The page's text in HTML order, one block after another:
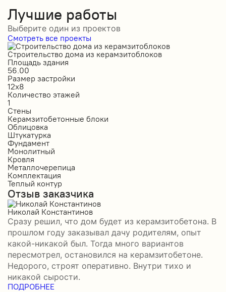
Лучшие работы
Выберите один из проектов
Смотреть все проекты
Строительство дома из керамзитоблоков
Площадь здания
56.00
Размер застройки
12х8
Количество этажей
1
Стены
Керамзитобетонные блоки
Облицовка
Штукатурка
Фундамент
Монолитный
Кровля
Металлочерепица
Комплектация
Теплый контур
Отзыв заказчика
Николай Константинов
Сразу решил, что дом будет из керамзитобетона. В
прошлом году заказывал дачу родителям, опыт
какой-никакой был. Тогда много вариантов
пересмотрел, остановился на керамзитобетоне.
Недорого, строят оперативно. Внутри тихо и
никакой сырости.
ПОДРОБНЕЕ